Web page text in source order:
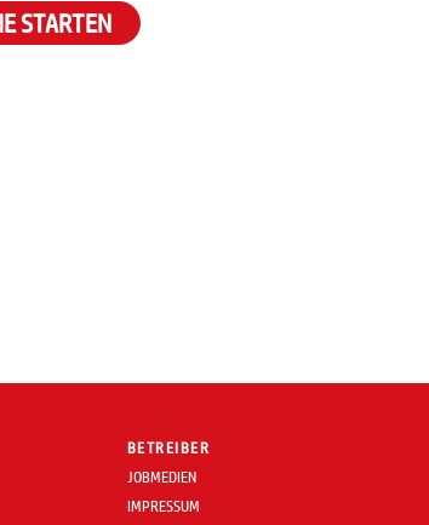
STARTEN
BETREIBER
JOBMEDIEN
IMPRESSUM